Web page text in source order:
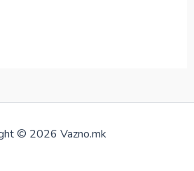
© 2026 Vazno.mk